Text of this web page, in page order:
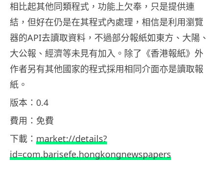
相比起其他同類程式，功能上欠奉，只是提供連
結，但好在仍是在其程式內處理，相信是利用瀏覽
器的API去讀取資料，不過部分報紙如東方、大陽、
大公報、經濟等未見有加入。除了《香港報紙》外
作者另有其他國家的程式採用相同介面亦是讀取報
紙。
版本：0.4
費用：免費
下載： market://details?
id=com.barisefe.hongkongnewspapers